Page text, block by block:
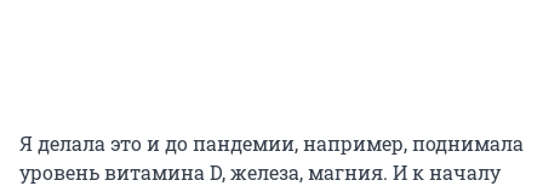
Я делала это и до пандемии, например, поднимала
уровень витамина D, железа, магния. И к началу